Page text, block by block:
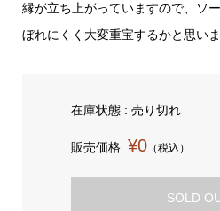
縁が立ち上がっていますので、ソ
ぼれにくく大変重宝するかと思いま
在庫状態 : 売り切れ
販売価格 ¥0（税込）
SOLD